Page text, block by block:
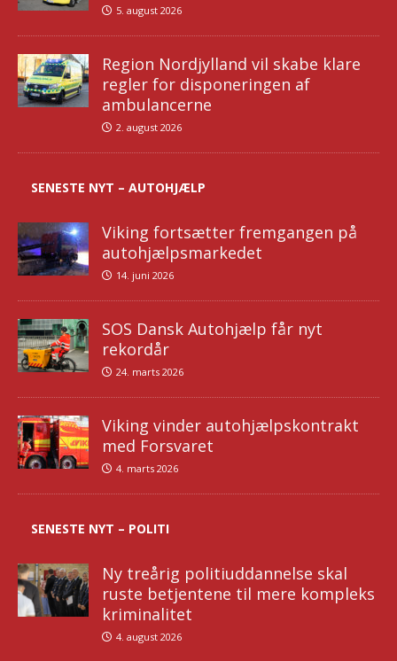
5. august 2026
Region Nordjylland vil skabe klare
regler for disponeringen af
ambulancerne
2. august 2026
SENESTE NYT – AUTOHJÆLP
Viking fortsætter fremgangen på
autohjælpsmarkedet
14. juni 2026
SOS Dansk Autohjælp får nyt
rekordår
24. marts 2026
Viking vinder autohjælpskontrakt
med Forsvaret
4. marts 2026
SENESTE NYT – POLITI
Ny treårig politiuddannelse skal
ruste betjentene til mere kompleks
kriminalitet
4. august 2026